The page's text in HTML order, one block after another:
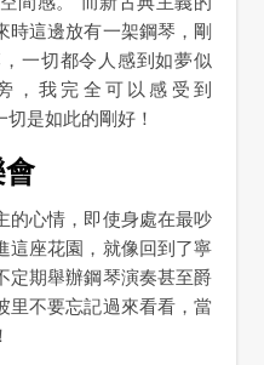
時這邊放有一架鋼琴，剛
一切都令人感到如夢似
，我完全可以感受到
是如此的剛好！
的心情，即使身處在最吵
這座花園，就像回到了寧
定期舉辦鋼琴演奏甚至爵
里不要忘記過來看看，當